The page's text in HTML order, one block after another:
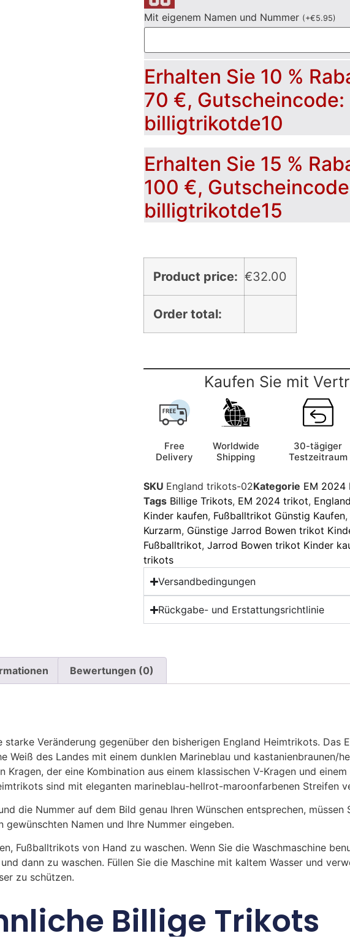
Mit eigenem Namen und Nummer (+€5.95)
Erhalten Sie 10 %
70 €, Gutscheincode:
billigtrikotde10
Erhalten Sie 15 %
100 €,
billigtrikotde15
Product price: €32.00
Order total:
Kaufen Sie mit
Free
Delivery
Worldwide
Shipping
30-tägiger
Testzeitraum
SKU England trikots-02Kategorie EM 2024
Tags Billige Trikots, EM 2024 trikot,
Kinder kaufen, Fußballtrikot Günstig Kaufen,
Kurzarm, Günstige Jarrod Bowen trikot
Fußballtrikot, Jarrod Bowen trikot Kinder
trikots
Versandbedingungen
Rückgabe- und Erstattungsrichtlinie
Bewertungen (0)
Veränderung gegenüber den bisherigen England Heimtrikots. Das
Weiß des Landes mit einem dunklen Marineblau und kastanienbraunen/
der eine Kombination aus einem klassischen V-Kragen und
sind mit eleganten marineblau-hellrot-maroonfarbenen Streifen
die Nummer auf dem Bild genau Ihren Wünschen entsprechen, müssen
gewünschten Namen und Ihre Nummer eingeben.
Fußballtrikots von Hand zu waschen. Wenn Sie die Waschmaschine
dann zu waschen. Füllen Sie die Maschine mit kaltem Wasser und
zu schützen.
Billige Trikots